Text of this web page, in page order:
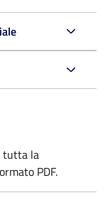
tutta la
PDF.